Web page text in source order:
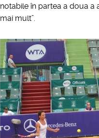
notabile în partea a doua a
mai mult”.